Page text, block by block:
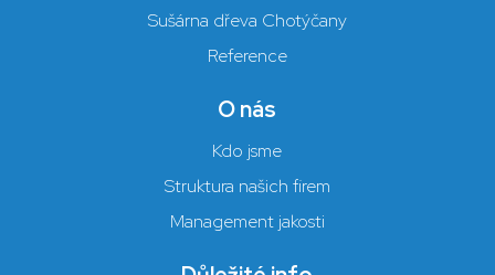
Sušárna dřeva Chotýčany
Reference
O nás
Kdo jsme
Struktura našich firem
Management jakosti